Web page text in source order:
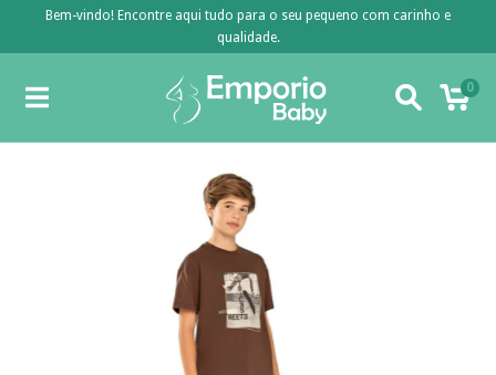
Bem-vindo! Encontre aqui tudo para o seu pequeno com carinho e
qualidade.
0